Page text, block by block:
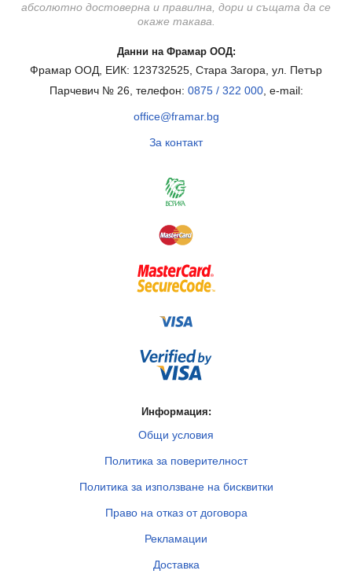
абсолютно достоверна и правилна, дори и същата да се
окаже такава.
Данни на Фрамар ООД:
Фрамар ООД, ЕИК: 123732525, Стара Загора, ул. Петър
Парчевич № 26, телефон: 0875 / 322 000, e-mail:
office@framar.bg
За контакт
Информация:
Общи условия
Политика за поверителност
Политика за използване на бисквитки
Право на отказ от договора
Рекламации
Доставка